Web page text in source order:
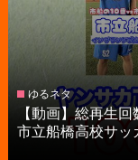
ゆるネタ
【動画】総再生
市立船橋高校サッ